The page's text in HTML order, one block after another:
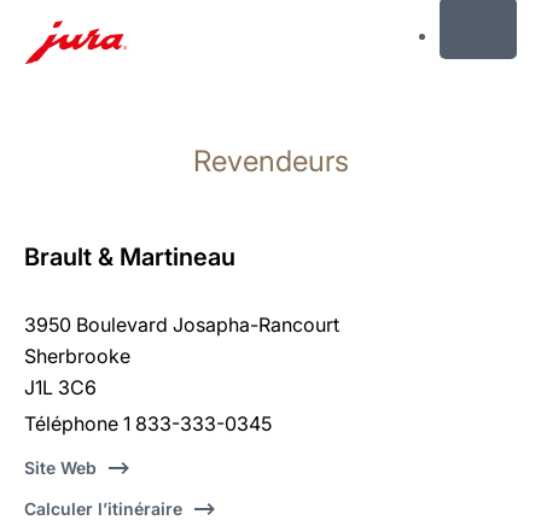
recherche
Revendeurs
Brault & Martineau
3950 Boulevard Josapha-Rancourt
Sherbrooke
J1L 3C6
Téléphone 1 833-333-0345
Site Web
Calculer l’itinéraire